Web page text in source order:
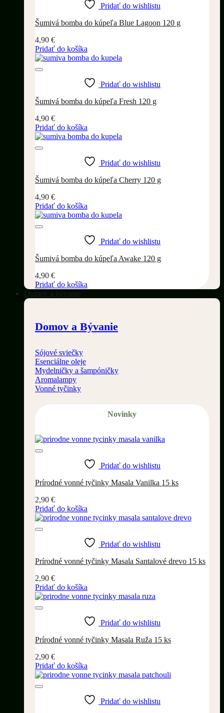
Pridať do wishlistu
Šumivá bomba do kúpeľa Blue Lagoon 120 g
4,90 €
Pridať do košíka
Pridať do wishlistu
Šumivá bomba do kúpeľa Fresh 120 g
4,90 €
Pridať do košíka
Pridať do wishlistu
Šumivá bomba do kúpeľa Cherry 120 g
4,90 €
Pridať do košíka
Pridať do wishlistu
Šumivá bomba do kúpeľa Awake 120 g
4,90 €
Pridať do košíka
Domov a bývanie
Domov a Bývanie
Sójové sviečky
Esenciálne oleje
Mydelničky a šampóničky
Aromalampy
Vonné tyčinky
Novinky
Pridať do wishlistu
Prírodné vonné tyčinky Masala Vanilka 15 ks
2,90 €
Pridať do košíka
Pridať do wishlistu
Prírodné vonné tyčinky Masala Santalové drevo 15 ks
2,90 €
Pridať do košíka
Pridať do wishlistu
Prírodné vonné tyčinky Masala Ruža 15 ks
2,90 €
Pridať do košíka
Pridať do wishlistu